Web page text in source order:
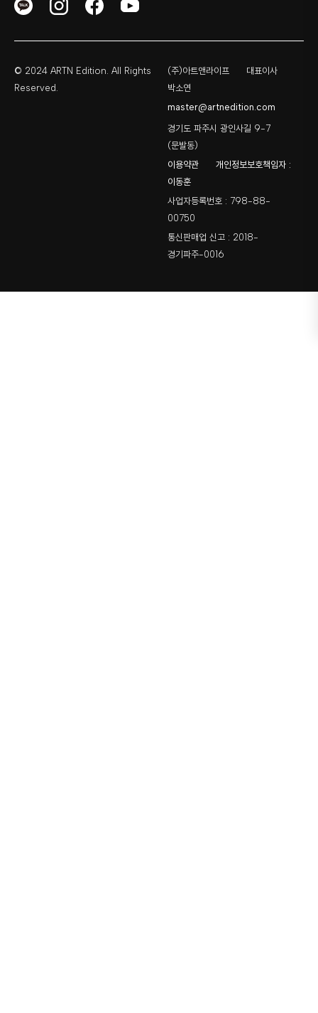
© 2024 ARTN Edition. All Rights
Reserved.
(주)아트앤라이프
대표이사
박소연
master@artnedition.com
경기도 파주시 광인사길 9-7
(문발동)
이용약관
개인정보보호책임자 :
이동훈
사업자등록번호 : 798-88-
00750
통신판매업 신고 : 2018-
경기파주-0016